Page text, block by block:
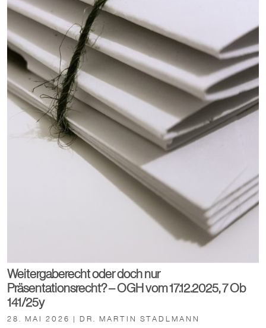
Weitergaberecht oder doch nur
Präsentationsrecht? – OGH vom 17.12.2025, 7 Ob
141/25y
28. MAI 2026 | DR. MARTIN STADLMANN